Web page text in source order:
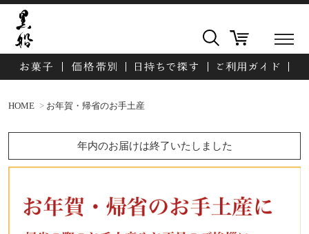
HOME お年賀・帰省のお手土産
年内のお届けは終了いたしました